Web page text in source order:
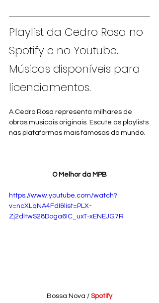
Playlist da Cedro Rosa no
Spotify e no Youtube.
Músicas disponíveis para
licenciamentos.
A Cedro Rosa representa milhares de
obras musicais originais. Escute as playlists
nas plataformas mais famosas do mundo.
O Melhor da MPB
https://www.youtube.com/watch?
v=ncXLqNA4FdI&list=PLX-
Zj2dItwS28Doga6IC_uxT-xENEJG7R
Bossa Nova / Spotify